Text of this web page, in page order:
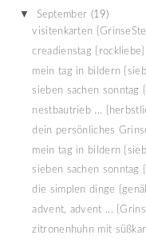
▼ September (19)
visitenkarten
creadienstag {rockliebe}
mein tag in bildern
sieben sachen sonntag
nestbautrieb ...
dein persönliches
mein tag in bildern
sieben sachen sonntag
die simplen dinge
advent, advent ...
zitronenhuhn mit